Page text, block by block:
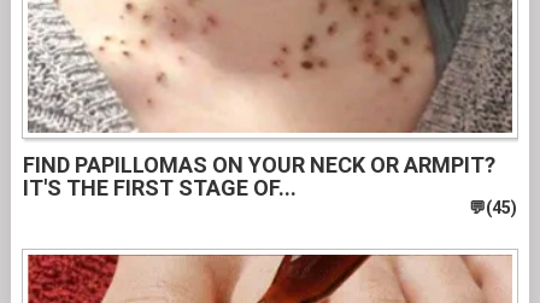
FIND PAPILLOMAS ON YOUR NECK OR ARMPIT?
IT'S THE FIRST STAGE OF...